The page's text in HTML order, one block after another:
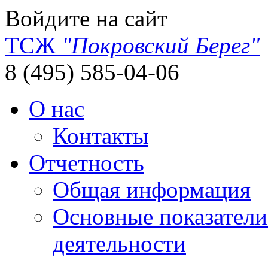
Войдите на сайт
ТСЖ "Покровский Берег"
8 (495) 585-04-06
О нас
Контакты
Отчетность
Общая информация
Основные
деятельности